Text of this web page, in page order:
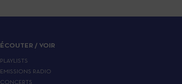
ÉCOUTER / VOIR
PLAYLISTS
EMISSIONS RADIO
CONCERTS